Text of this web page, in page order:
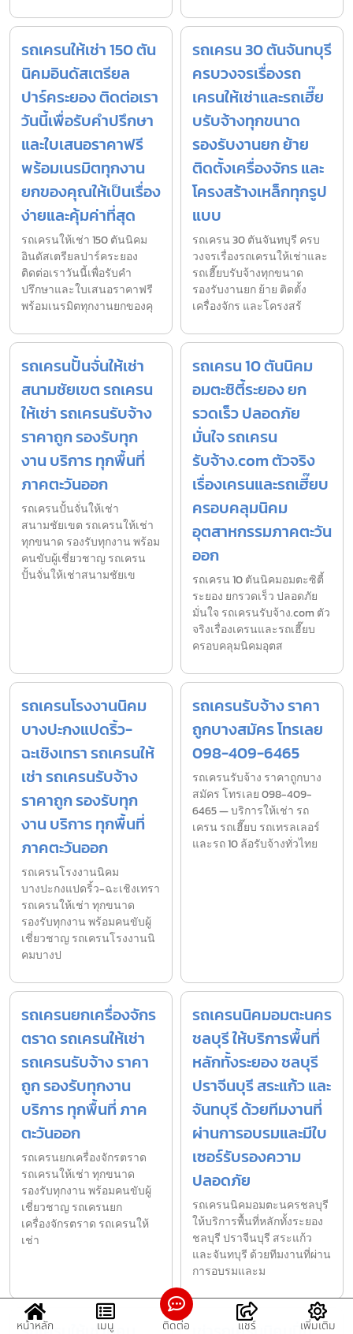
รถเครนให้เช่า 150 ตัน
นิคมอินดัสเตรียล
ปาร์คระยอง ติดต่อเรา
วันนี้เพื่อรับคำปรึกษา
และใบเสนอราคาฟรี
พร้อมเนรมิตทุกงาน
ยกของคุณให้เป็นเรื่อง
ง่ายและคุ้มค่าที่สุด
รถเครนให้เช่า 150 ตันนิคม
อินดัสเตรียลปาร์คระยอง
ติดต่อเราวันนี้เพื่อรับคำ
ปรึกษาและใบเสนอราคาฟรี
พร้อมเนรมิตทุกงานยกของคุ
รถเครน 30 ตันจันทบุรี
ครบวงจรเรื่องรถ
เครนให้เช่าและรถเฮี๊ย
บรับจ้างทุกขนาด
รองรับงานยก ย้าย
ติดตั้งเครื่องจักร และ
โครงสร้างเหล็กทุกรูป
แบบ
รถเครน 30 ตันจันทบุรี ครบ
วงจรเรื่องรถเครนให้เช่าและ
รถเฮี๊ยบรับจ้างทุกขนาด
รองรับงานยก ย้าย ติดตั้ง
เครื่องจักร และโครงสร้
รถเครนปั้นจั่นให้เช่า
สนามชัยเขต รถเครน
ให้เช่า รถเครนรับจ้าง
ราคาถูก รองรับทุก
งาน บริการ ทุกพื้นที่
ภาคตะวันออก
รถเครนปั้นจั่นให้เช่า
สนามชัยเขต รถเครนให้เช่า
ทุกขนาด รองรับทุกงาน พร้อม
คนขับผู้เชี่ยวชาญ รถเครน
ปั้นจั่นให้เช่าสนามชัยเข
รถเครน 10 ตันนิคม
อมตะซิตี้ระยอง ยก
รวดเร็ว ปลอดภัย
มั่นใจ รถเครน
รับจ้าง.com ตัวจริง
เรื่องเครนและรถเฮี๊ยบ
ครอบคลุมนิคม
อุตสาหกรรมภาคตะวัน
ออก
รถเครน 10 ตันนิคมอมตะซิตี้
ระยอง ยกรวดเร็ว ปลอดภัย
มั่นใจ รถเครนรับจ้าง.com ตัว
จริงเรื่องเครนและรถเฮี๊ยบ
ครอบคลุมนิคมอุตส
รถเครนโรงงานนิคม
บางปะกงแปดริ้ว-
ฉะเชิงเทรา รถเครนให้
เช่า รถเครนรับจ้าง
ราคาถูก รองรับทุก
งาน บริการ ทุกพื้นที่
ภาคตะวันออก
รถเครนโรงงานนิคม
บางปะกงแปดริ้ว-ฉะเชิงเทรา
รถเครนให้เช่า ทุกขนาด
รองรับทุกงาน พร้อมคนขับผู้
เชี่ยวชาญ รถเครนโรงงานนิ
คมบางป
รถเครนรับจ้าง ราคา
ถูกบางสมัคร โทรเลย
098-409-6465
รถเครนรับจ้าง ราคาถูกบาง
สมัคร โทรเลย 098-409-
6465 — บริการให้เช่า รถ
เครน รถเฮี๊ยบ รถเทรลเลอร์
และรถ 10 ล้อรับจ้างทั่วไทย
รถเครนยกเครื่องจักร
ตราด รถเครนให้เช่า
รถเครนรับจ้าง ราคา
ถูก รองรับทุกงาน
บริการ ทุกพื้นที่ ภาค
ตะวันออก
รถเครนยกเครื่องจักรตราด
รถเครนให้เช่า ทุกขนาด
รองรับทุกงาน พร้อมคนขับผู้
เชี่ยวชาญ รถเครนยก
เครื่องจักรตราด รถเครนให้
เช่า
รถเครนนิคมอมตะนคร
ชลบุรี ให้บริการพื้นที่
หลักทั้งระยอง ชลบุรี
ปราจีนบุรี สระแก้ว และ
จันทบุรี ด้วยทีมงานที่
ผ่านการอบรมและมีใบ
เซอร์รับรองความ
ปลอดภัย
รถเครนนิคมอมตะนครชลบุรี
ให้บริการพื้นที่หลักทั้งระยอง
ชลบุรี ปราจีนบุรี สระแก้ว
และจันทบุรี ด้วยทีมงานที่ผ่าน
การอบรมและม
หน้าหลัก เมนู ติดต่อ แชร์ เพิ่มเติม